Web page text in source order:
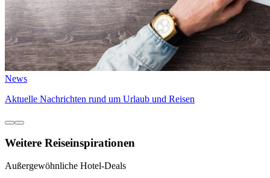
News
Aktuelle Nachrichten rund um Urlaub und Reisen
Weitere Reiseinspirationen
Außergewöhnliche Hotel-Deals